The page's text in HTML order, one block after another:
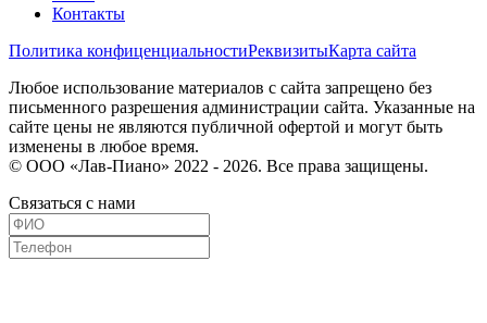
Контакты
Политика конфиценциальностиРеквизитыКарта сайта
Любое использование материалов с сайта запрещено без
письменного разрешения администрации сайта. Указанные на
сайте цены не являются публичной офертой и могут быть
изменены в любое время.
© ООО «Лав-Пиано» 2022 - 2026. Все права защищены.
Связаться с нами